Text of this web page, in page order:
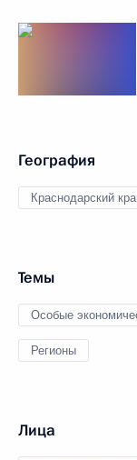
География
Краснодарский
Темы
Особые
Регионы
Лица